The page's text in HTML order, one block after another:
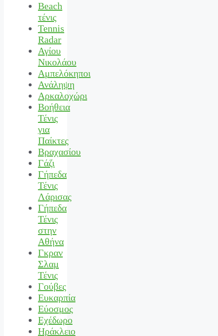
Beach
τένις
Tennis
Radar
Αγίου
Νικολάου
Αμπελόκηποι
Ανάληψη
Αρκαλοχώρι
Βοήθεια
Τένις
για
Παίκτες
Βραχασίου
Γάζι
Γήπεδα
Τένις
Λάρισας
Γήπεδα
Τένις
στην
Αθήνα
Γκραν
Σλαμ
Τένις
Γούβες
Ευκαρπία
Εύοσμος
Εχέδωρο
Ηράκλειο